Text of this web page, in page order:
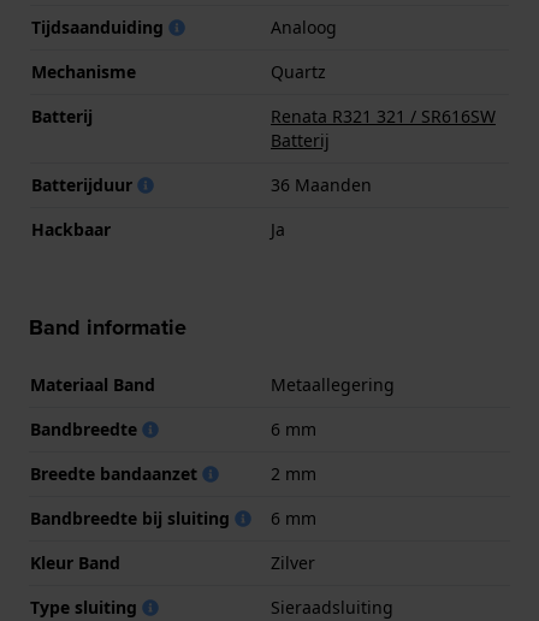
Tijdsaanduiding
Analoog
Mechanisme
Quartz
Batterij
Renata R321 321 / SR616SW
Batterij
Batterijduur
36 Maanden
Hackbaar
Ja
Band informatie
Materiaal Band
Metaallegering
Bandbreedte
6 mm
Breedte bandaanzet
2 mm
Bandbreedte bij sluiting
6 mm
Kleur Band
Zilver
Type sluiting
Sieraadsluiting